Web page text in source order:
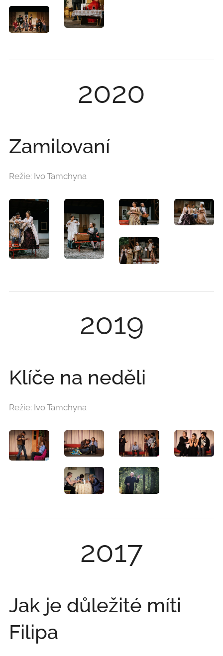
2020
Zamilovaní
Režie: Ivo Tamchyna
2019
Klíče na neděli
Režie: Ivo Tamchyna
2017
Jak je důležité míti
Filipa